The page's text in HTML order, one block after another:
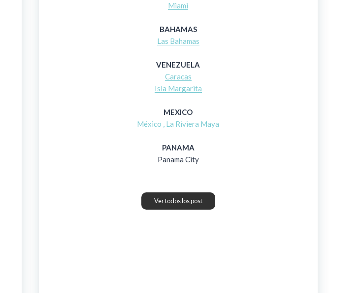
Miami
BAHAMAS
Las Bahamas
VENEZUELA
Caracas
Isla Margarita
MEXICO
México , La Riviera Maya
PANAMA
Panama City
Ver todos los post